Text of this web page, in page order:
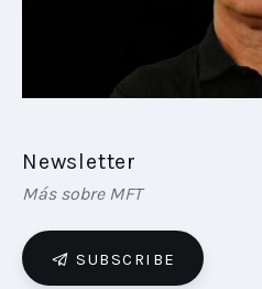
NOVEDADES DE
Newsletter
Más sobre MFT
SUBSCRIBE